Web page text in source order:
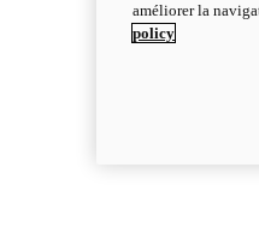
améliorer la
policy